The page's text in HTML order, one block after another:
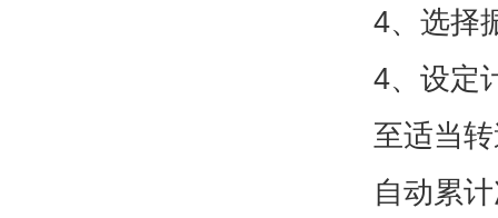
4、选择
4、设定
至适当
自动累